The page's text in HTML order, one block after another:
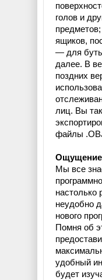
голов и
ящиков,
— для
далее. В
поздних
лиц. Вы
файлы
Ощущение
Мы все
настолько
неудобно
нового
Помня об
удобный
будет